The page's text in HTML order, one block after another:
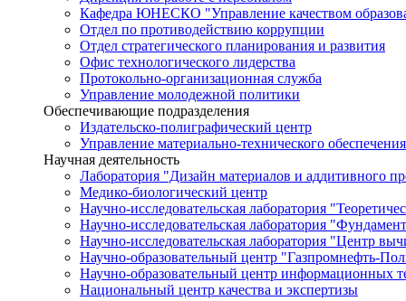
Кафедра ЮНЕСКО "Управление качеством
Отдел по противодействию коррупции
Отдел стратегического планирования и развития
Офис технологического лидерства
Протокольно-организационная служба
Управление молодежной политики
Обеспечивающие подразделения
Издательско-полиграфический центр
Управление материально-технического обеспечения
Научная деятельность
Лаборатория "Дизайн материалов и аддитивного
Медико-биологический центр
Научно-исследовательская лаборатория
Научно-исследовательская лаборатория
Научно-исследовательская лаборатория "Центр
Научно-образовательный центр "Газпромнефть-
Научно-образовательный центр информационных
Национальный центр качества и экспертизы